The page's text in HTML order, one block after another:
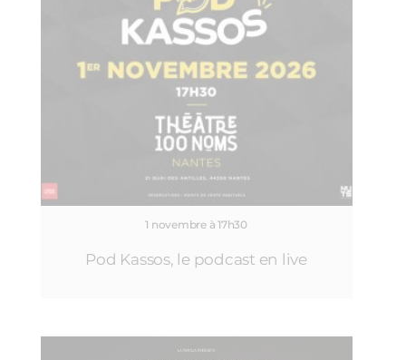
1 novembre à 17h30
Pod Kassos, le podcast en live